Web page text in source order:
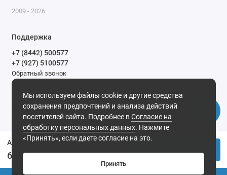
Автокресло WINNER ISOFIX, YB706B, группа 1+2+3 (9-36 кг), (Indigo) (упак.2 шт.) (бежевый-коричневый )
6 699 р.
Мы используем файлы cookie и другие средства
сохранения предпочтений и анализа действий
посетителей сайта. Подробнее вСогласие на
обработку персональных данных. Нажмите
«Принять», если даете согласие на это.
Принять
2009 - 2026
Поддержка
+7 (8442) 500577
+7 (927) 5100577
Обратный звонок
Мы в сети